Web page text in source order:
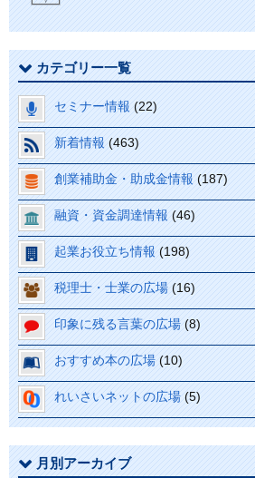
カテゴリー一覧
セミナー情報 (22)
新着情報 (463)
創業補助金・助成金情報 (187)
融資・資金調達情報 (46)
起業お役立ち情報 (198)
税理士・士業の広場 (16)
印象に残る言葉の広場 (8)
おすすめ本の広場 (10)
れいさいネットの広場 (5)
月別アーカイブ